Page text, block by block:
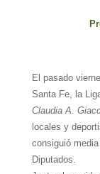
El pasado
Santa Fe, la
Claudia A.
locales y
consiguió
Diputados.